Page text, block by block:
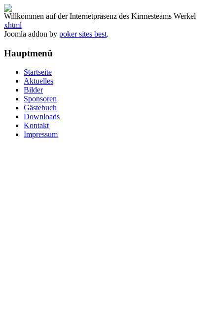
Willkommen auf der Internetpräsenz des Kirmesteams Werkel
xhtml
Joomla addon by poker sites best.
Hauptmenü
Startseite
Aktuelles
Bilder
Sponsoren
Gästebuch
Downloads
Kontakt
Impressum